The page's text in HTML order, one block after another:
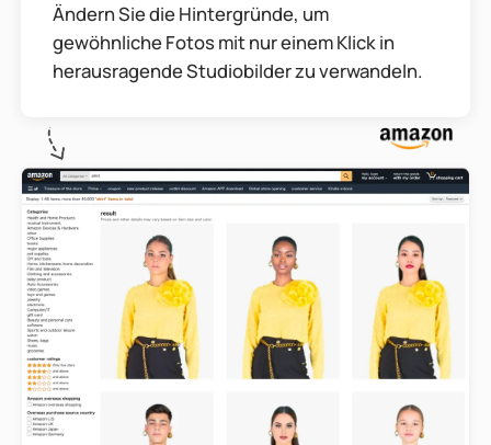
Ändern Sie die Hintergründe, um
gewöhnliche Fotos mit nur einem Klick in
herausragende Studiobilder zu verwandeln.